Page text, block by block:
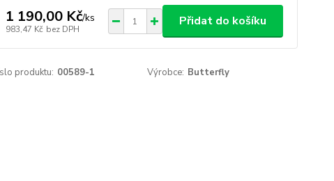
1 190,00 Kč/ks
983,47 Kč bez DPH
Přidat do košíku
produktu: 00589-1 Výrobce: Butterfly